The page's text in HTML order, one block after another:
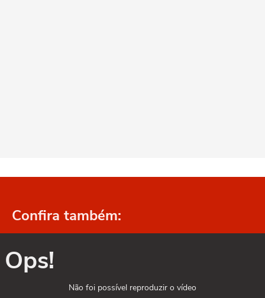
Confira também:
Ops!
Não foi possível reproduzir o vídeo